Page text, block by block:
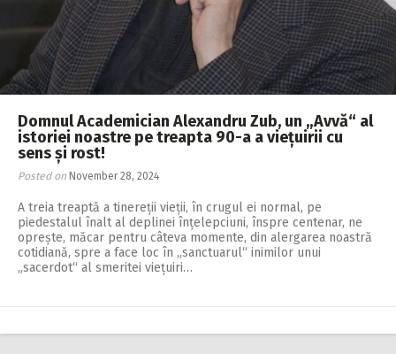
Domnul Academician Alexandru Zub, un „Avvă“ al
istoriei noastre pe treapta 90-a a viețuirii cu
sens și rost!
Posted on November 28, 2024
A treia treaptă a tinereții vieții, în crugul ei normal, pe
piedestalul înalt al deplinei înțelepciuni, înspre centenar, ne
oprește, măcar pentru câteva momente, din alergarea noastră
cotidiană, spre a face loc în „sanctuarul“ inimilor unui
„sacerdot“ al smeritei viețuiri…